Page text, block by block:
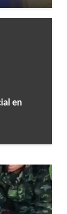
en